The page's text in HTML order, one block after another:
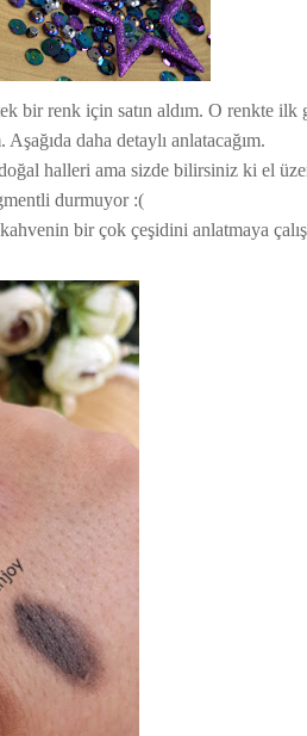
bir renk için satın aldım. O renkte ilk
daha detaylı anlatacağım.
halleri ama sizde bilirsiniz ki el
durmuyor :(
bir çok çeşidini anlatmaya